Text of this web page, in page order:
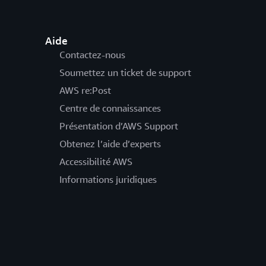
Aide
Contactez-nous
Soumettez un ticket de support
AWS re:Post
Centre de connaissances
Présentation d’AWS Support
Obtenez l’aide d’experts
Accessibilité AWS
Informations juridiques